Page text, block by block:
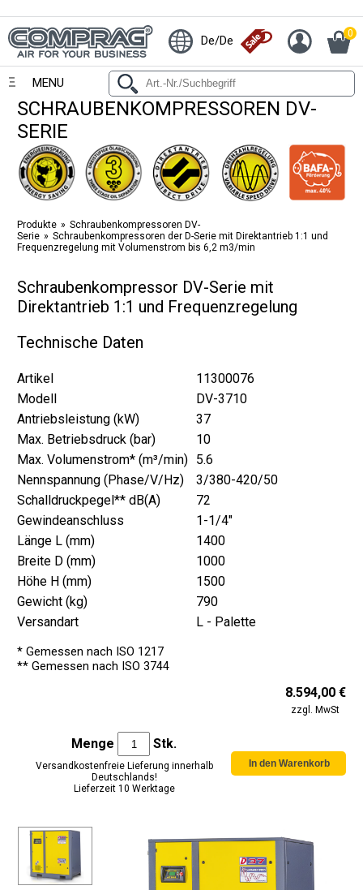
De/De 0
MENU
SCHRAUBENKOMPRESSOREN DV-
SERIE
Produkte
Schraubenkompressoren DV-
Serie
Schraubenkompressoren der D-Serie mit Direktantrieb 1:1 und
Frequenzregelung mit Volumenstrom bis 6,2 m3/min
Schraubenkompressor DV-Serie mit
Direktantrieb 1:1 und Frequenzregelung
Technische Daten
Artikel
11300076
Modell
DV-3710
Antriebsleistung (kW)
37
Max. Betriebsdruck (bar)
10
Max. Volumenstrom* (m³/min) 5.6
Nennspannung (Phase/V/Hz)
3/380-420/50
Schalldruckpegel** dB(A)
72
Gewindeanschluss
1-1/4"
Länge L (mm)
1400
Breite D (mm)
1000
Höhe H (mm)
1500
Gewicht (kg)
790
Versandart
L - Palette
* Gemessen nach ISO 1217
** Gemessen nach ISO 3744
8.594,00 €
zzgl. MwSt
Menge Stk.
Versandkostenfreie Lieferung innerhalb
Deutschlands!
Lieferzeit 10 Werktage